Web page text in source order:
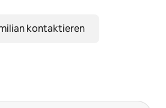
kontaktieren